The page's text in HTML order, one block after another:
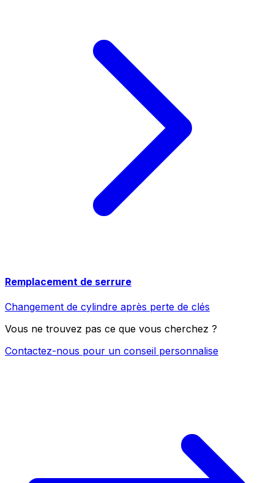
Remplacement de serrure
Changement de cylindre après perte de clés
Vous ne trouvez pas ce que vous cherchez ?
Contactez-nous pour un conseil personnalise